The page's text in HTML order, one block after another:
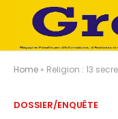
Home » Religion : 13
DOSSIER/ENQUÊTE